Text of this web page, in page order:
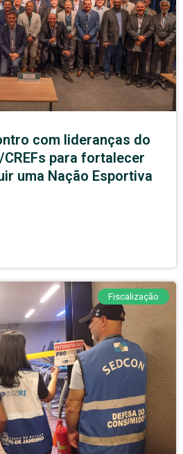
com lideranças do
CREFs para fortalecer
uma Nação Esportiva
Fiscalização